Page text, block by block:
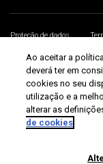
Proteção de dados
Universidade de Aveiro
Ao aceitar a
deverá ter em
cookies no seu
utilização e a
alterar as
de cookies